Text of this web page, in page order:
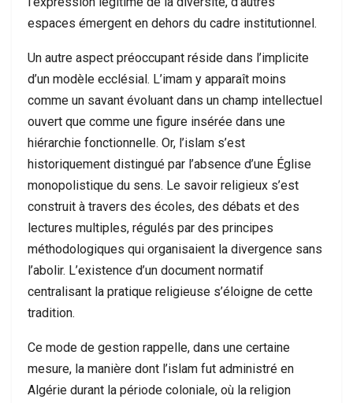
espaces émergent en dehors du cadre institutionnel.
Un autre aspect préoccupant réside dans l’implicite
d’un modèle ecclésial. L’imam y apparaît moins
comme un savant évoluant dans un champ intellectuel
ouvert que comme une figure insérée dans une
hiérarchie fonctionnelle. Or, l’islam s’est
historiquement distingué par l’absence d’une Église
monopolistique du sens. Le savoir religieux s’est
construit à travers des écoles, des débats et des
lectures multiples, régulés par des principes
méthodologiques qui organisaient la divergence sans
l’abolir. L’existence d’un document normatif
centralisant la pratique religieuse s’éloigne de cette
tradition.
Ce mode de gestion rappelle, dans une certaine
mesure, la manière dont l’islam fut administré en
Algérie durant la période coloniale, où la religion